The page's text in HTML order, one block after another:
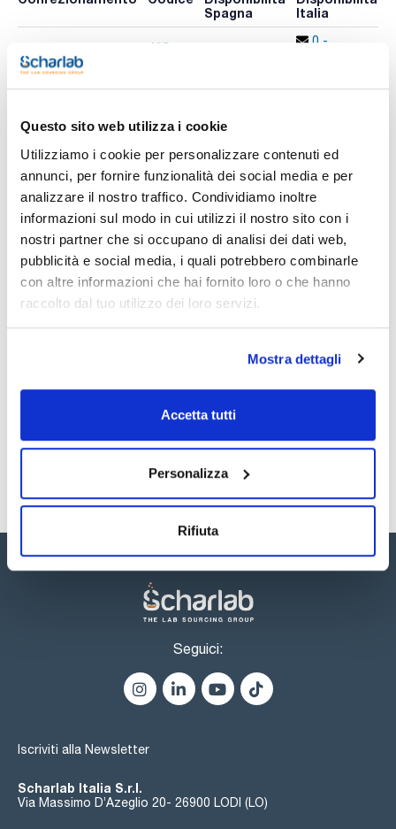
Questo sito web utilizza i cookie
Utilizziamo i cookie per personalizzare contenuti ed
annunci, per fornire funzionalità dei social media e per
analizzare il nostro traffico. Condividiamo inoltre
informazioni sul modo in cui utilizzi il nostro sito con i
nostri partner che si occupano di analisi dei dati web,
pubblicità e social media, i quali potrebbero combinarle
con altre informazioni che hai fornito loro o che hanno
raccolto dal tuo utilizzo dei loro servizi.
Mostra dettagli
Accetta tutti
Personalizza
Rifiuta
Spagna
Italia
x 6u.
425-
0 -
Stampa pagina prodotto
Volume (ml) : 500
Graduazione (ml) : 25
Diametro base (mm) : 77
Conf. (unità) : 6
Flacone in plastica VITgrip™ per la conservazione e la
raccolta di campioni liquidi in laboratorio.
Caratteristiche tecniche:
- A tenuta stagna grazie al sistema di tenuta ottimizzato
- Volume di facile lettura, graduazioni bifacciali ad alta
- Con tappo di sicurezza.
SDS / Scheda di
Registrati per i download
Seguici:
Iscriviti alla Newsletter
Scharlab Italia S.r.l.
Via Massimo D’Azeglio 20- 26900 LODI (LO)